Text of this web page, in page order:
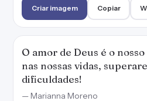
Criar imagem Copiar
O amor de Deus é o
nas nossas vidas,
dificuldades!
— Marianna Moreno